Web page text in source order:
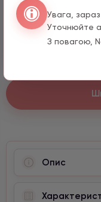
Увага,
Уточнюйте
З повагою,
Серце з
990 грн
Опис